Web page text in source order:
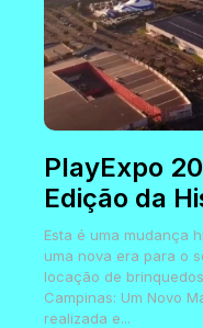
PlayExpo
Edição da
Esta é uma mudança
uma nova era para o
locação de
Campinas: Um Novo
realizada e...